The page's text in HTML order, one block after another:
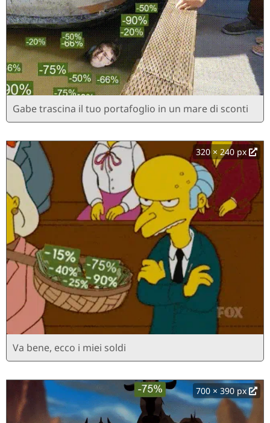
Gabe trascina il tuo portafoglio in un mare di sconti
320 × 240 px
Va bene, ecco i miei soldi
700 × 390 px